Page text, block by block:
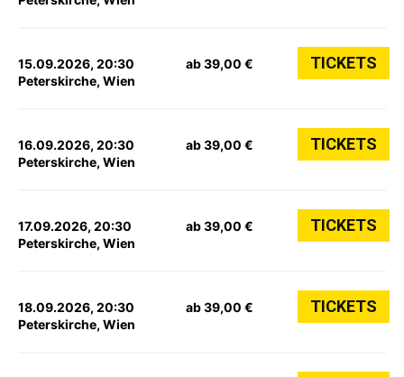
15.09.2026, 20:30
Peterskirche, Wien
ab 39,00 € TICKETS
16.09.2026, 20:30
Peterskirche, Wien
ab 39,00 € TICKETS
17.09.2026, 20:30
Peterskirche, Wien
ab 39,00 € TICKETS
18.09.2026, 20:30
Peterskirche, Wien
ab 39,00 € TICKETS